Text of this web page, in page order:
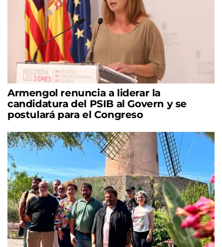
Armengol renuncia a liderar la
candidatura del PSIB al Govern y se
postulará para el Congreso